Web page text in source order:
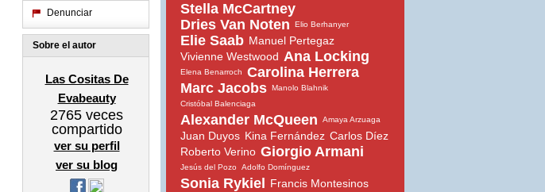
Denunciar
Sobre el autor
Las Cositas De
Evabeauty
2765 veces
compartido
ver su perfil
ver su blog
Stella McCartney
Dries Van Noten
Elio Berhanyer
Elie Saab Manuel Pertegaz
Vivienne Westwood Ana Locking
Elena Benarroch
Carolina Herrera
Marc Jacobs Manolo Blahnik
Cristóbal Balenciaga
Alexander McQueen Amaya Arzuaga
Juan Duyos Kina Fernández Carlos Díez
Roberto Verino Giorgio Armani
Jesús del Pozo Adolfo Domínguez
Sonia Rykiel
Francis Montesinos